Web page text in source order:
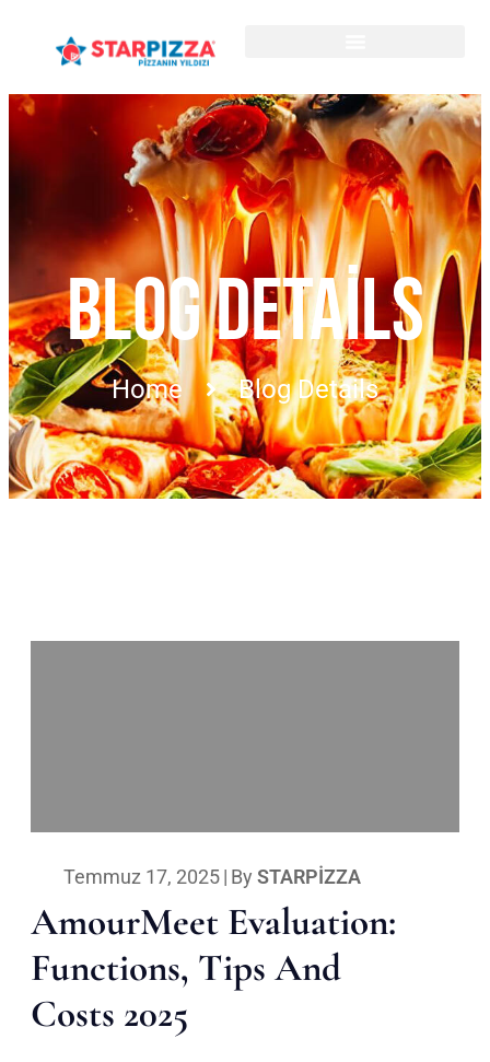
BLOG DETAILS
Home Blog Details
Temmuz 17, 2025| By STARPIZZA
AmourMeet Evaluation:
Functions, Tips And
Costs 2025